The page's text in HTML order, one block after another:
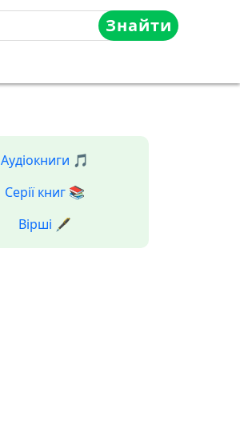
Знайти
Аудіокниги 🎵
Серії книг 📚
Вірші 🖋️